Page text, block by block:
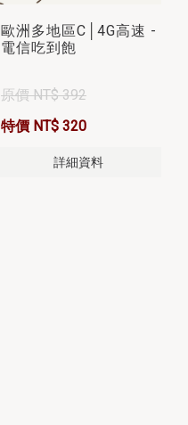
歐洲多地區C│4G高速 -
電信吃到飽
原價 NT$ 392
特價 NT$ 320
詳細資料